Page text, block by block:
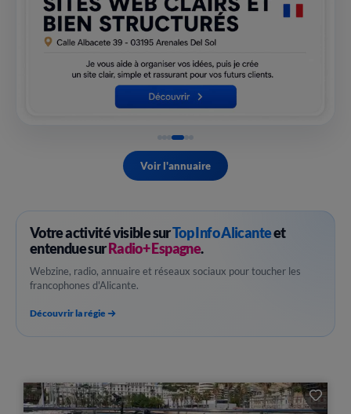
Voir l'annuaire
Votre activité visible surTop Info Alicanteet
entendue surRadio+ Espagne.
Webzine, radio, annuaire et réseaux sociaux pour toucher les
francophones d'Alicante.
Découvrir la régie